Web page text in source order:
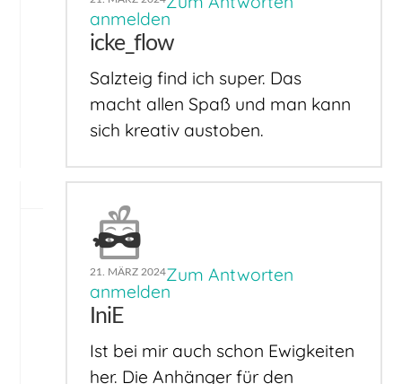
anmelden
icke_flow
Salzteig find ich super. Das
macht allen Spaß und man kann
sich kreativ austoben.
21. MÄRZ 2024Zum Antworten
anmelden
IniE
Ist bei mir auch schon Ewigkeiten
her. Die Anhänger für den